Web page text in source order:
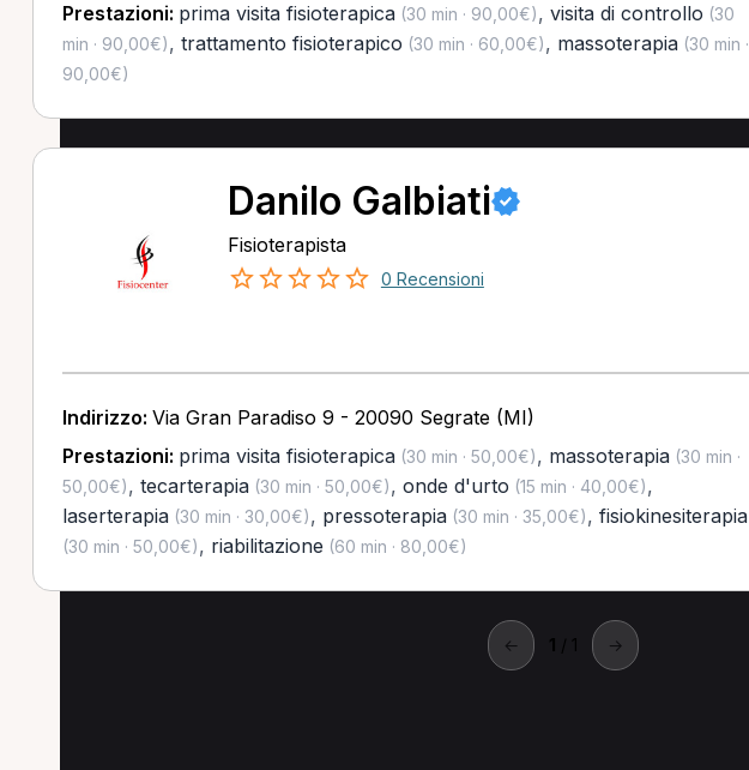
Prestazioni: prima visita fisioterapica(30 min · 90,00€), visita di controllo (30
min · 90,00€), trattamento fisioterapico (30 min · 60,00€), massoterapia(30 min ·
90,00€)
Danilo Galbiati
Fisioterapista
0 Recensioni
Indirizzo: Via Gran Paradiso 9 - 20090 Segrate (MI)
Prestazioni: prima visita fisioterapica(30 min · 50,00€), massoterapia(30 min ·
50,00€), tecarterapia(30 min · 50,00€), onde d'urto (15 min · 40,00€),
laserterapia(30 min · 30,00€), pressoterapia(30 min · 35,00€), fisiokinesiterapia
(30 min · 50,00€), riabilitazione (60 min · 80,00€)
← 1 / 1 →